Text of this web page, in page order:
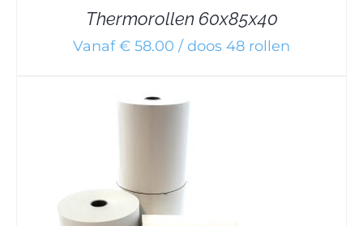
Thermorollen 60x85x40
Vanaf € 58.00 / doos 48 rollen